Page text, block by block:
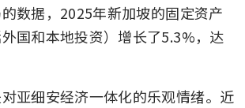
数据，2025年新加坡的固定资产
国和本地投资）增长了5.3%，达
亚细安经济一体化的乐观情绪。近